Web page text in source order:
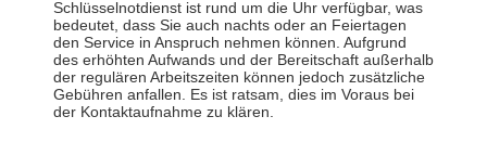
Schlüsselnotdienst ist rund um die Uhr verfügbar, was
bedeutet, dass Sie auch nachts oder an Feiertagen
den Service in Anspruch nehmen können. Aufgrund
des erhöhten Aufwands und der Bereitschaft außerhalb
der regulären Arbeitszeiten können jedoch zusätzliche
Gebühren anfallen. Es ist ratsam, dies im Voraus bei
der Kontaktaufnahme zu klären.